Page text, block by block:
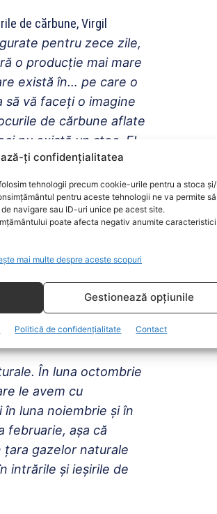
ți confidențialitatea
tehnologii precum cookie-urile pentru a stoca
pentru aceste tehnologii ne va permite să
navigare sau ID-uri unice pe acest site.
poate afecta negativ anumite caracteristici
mai multe despre aceste scopuri
Gestionează opțiunile
Politică de confidențialitate Contact
de cărbune, Virgil
pentru zece zile,
o producţie mai mare
există în… pe care o
să vă faceţi o imagine
de cărbune aflate
nu există un stoc. El
Sigur, avem nevoie
bună cu Ministerul
de aprovizionare cu
Işalniţa. Toate cele
estimăm să avem
această iarnă, în
cu toate
gaze naturale.
În luna octombrie
le avem cu
luna noiembrie şi în
februarie, aşa că
gazelor naturale
intrările şi ieşirile de